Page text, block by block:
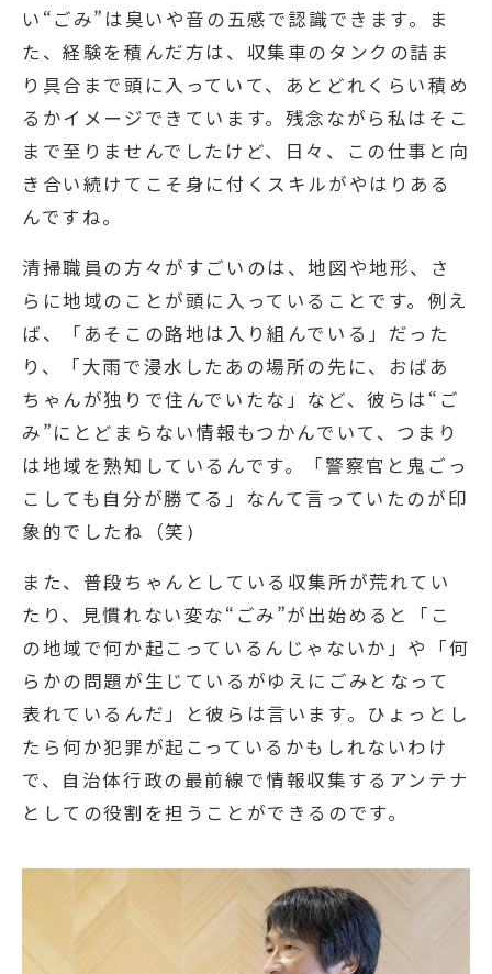
い“ごみ”は臭いや音の五感で認識できます。ま
た、経験を積んだ方は、収集車のタンクの詰ま
り具合まで頭に入っていて、あとどれくらい積め
るかイメージできています。残念ながら私はそこ
まで至りませんでしたけど、日々、この仕事と向
き合い続けてこそ身に付くスキルがやはりある
んですね。
清掃職員の方々がすごいのは、地図や地形、さ
らに地域のことが頭に入っていることです。例え
ば、「あそこの路地は入り組んでいる」だった
り、「大雨で浸水したあの場所の先に、おばあ
ちゃんが独りで住んでいたな」など、彼らは“ご
み”にとどまらない情報もつかんでいて、つまり
は地域を熟知しているんです。「警察官と鬼ごっ
こしても自分が勝てる」なんて言っていたのが印
象的でしたね（笑 ）
また、普段ちゃんとしている収集所が荒れてい
たり、見慣れない変な“ごみ”が出始めると「こ
の地域で何か起こっているんじゃないか」や「何
らかの問題が生じているがゆえにごみとなって
表れているんだ」と彼らは言います。ひょっとし
たら何か犯罪が起こっているかもしれないわけ
で、自治体行政の最前線で情報収集するアンテナ
としての役割を担うことができるのです。